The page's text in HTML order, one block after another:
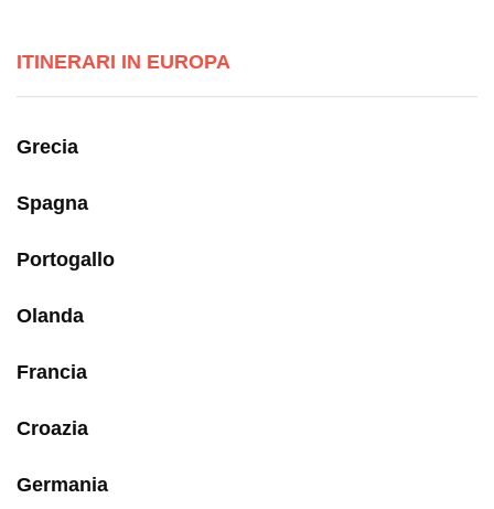
ITINERARI IN EUROPA
Grecia
Spagna
Portogallo
Olanda
Francia
Croazia
Germania